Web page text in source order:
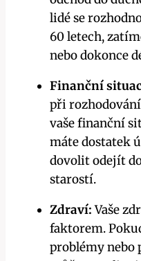
lidé se
60 letech,
nebo dokonce
Finanční
při
vaše finanční
máte dostatek
dovolit odejít
starostí.
Zdraví:Vaše
faktorem.
problémy nebo